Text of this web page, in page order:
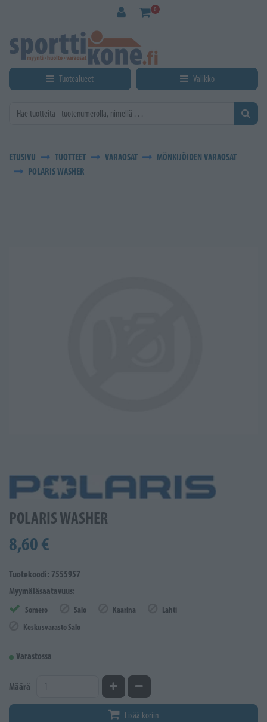
0
Tuotealueet Valikko
ETUSIVU TUOTTEET VARAOSAT
MÖNKIJÖIDEN VARAOSAT
POLARIS WASHER
POLARIS WASHER
8,60 €
Tuotekoodi: 7555957
Myymäläsaatavuus:
Somero Salo Kaarina
Lahti
Keskusvarasto Salo
Varastossa
Määrä Kasvata määrääVähennä määrää
Lisää koriin